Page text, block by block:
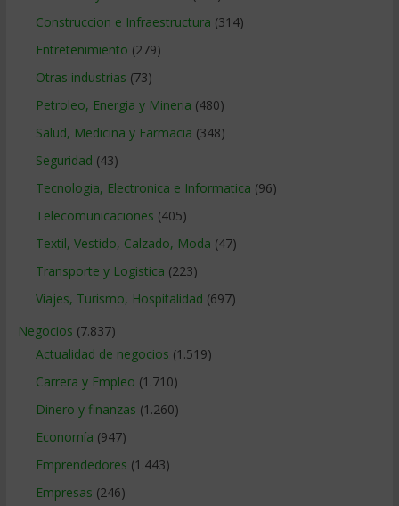
Construccion e Infraestructura (314)
Entretenimiento (279)
Otras industrias (73)
Petroleo, Energia y Mineria (480)
Salud, Medicina y Farmacia (348)
Seguridad (43)
Tecnologia, Electronica e Informatica (96)
Telecomunicaciones (405)
Textil, Vestido, Calzado, Moda (47)
Transporte y Logistica (223)
Viajes, Turismo, Hospitalidad (697)
Negocios (7.837)
Actualidad de negocios (1.519)
Carrera y Empleo (1.710)
Dinero y finanzas (1.260)
Economía (947)
Emprendedores (1.443)
Empresas (246)